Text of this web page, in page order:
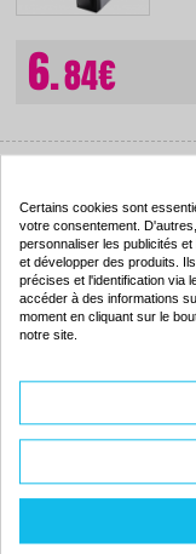
6.84€
noir + 1 cyan + 1
ISO
11.44€
Cartouche d'encre
Certains cookies sont
votre consentement.
personnaliser les publicités
et développer des produits.
précises et l'identification via
accéder à des informations
moment en cliquant sur le
notre site.